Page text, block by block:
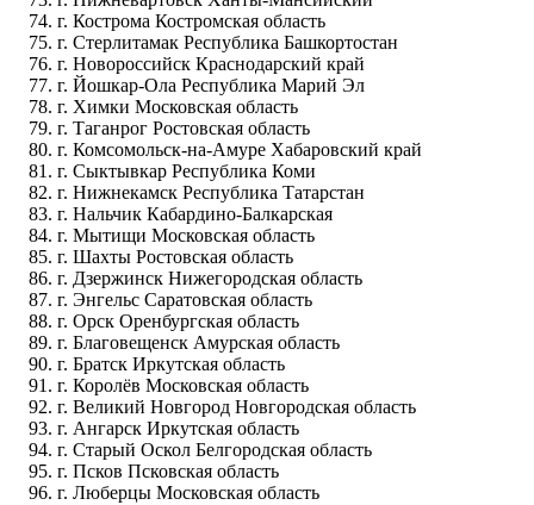
г. Кострома Костромская область
г. Стерлитамак Республика Башкортостан
г. Новороссийск Краснодарский край
г. Йошкар-Ола Республика Марий Эл
г. Химки Московская область
г. Таганрог Ростовская область
г. Комсомольск-на-Амуре Хабаровский край
г. Сыктывкар Республика Коми
г. Нижнекамск Республика Татарстан
г. Нальчик Кабардино-Балкарская
г. Мытищи Московская область
г. Шахты Ростовская область
г. Дзержинск Нижегородская область
г. Энгельс Саратовская область
г. Орск Оренбургская область
г. Благовещенск Амурская область
г. Братск Иркутская область
г. Королёв Московская область
г. Великий Новгород Новгородская область
г. Ангарск Иркутская область
г. Старый Оскол Белгородская область
г. Псков Псковская область
г. Люберцы Московская область